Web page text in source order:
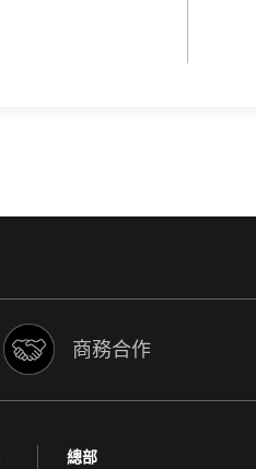
商務合作
總部